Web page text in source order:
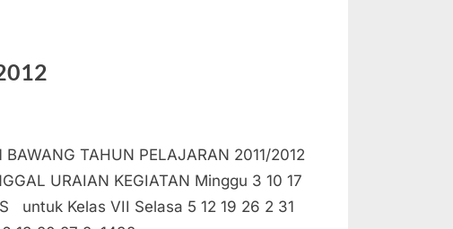
BAWANG TAHUN PELAJARAN 2011/2012
URAIAN KEGIATAN Minggu 3 10 17
untuk Kelas VII Selasa 5 12 19 26 2 31